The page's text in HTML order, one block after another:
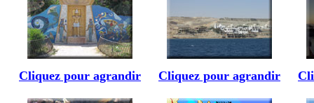
Cliquez pour agrandir Cliquez pour agrandir